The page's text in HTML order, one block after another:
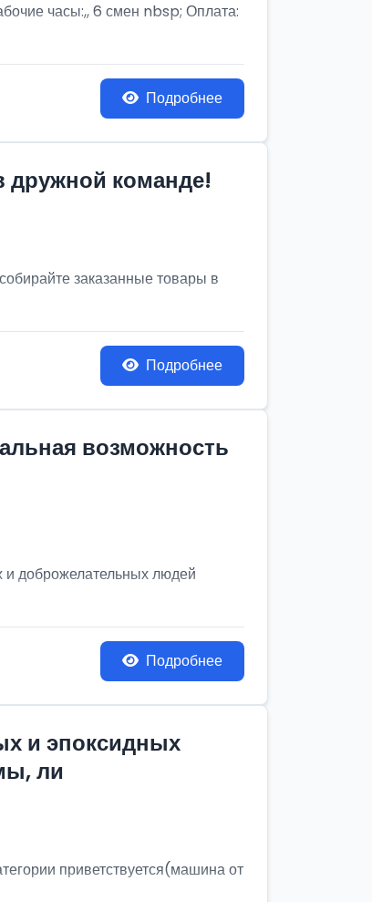
часы:,, 6 смен nbsp; Оплата:
Подробнее
дружной команде!
заказанные товары в
Подробнее
возможность
доброжелательных людей
Подробнее
и эпоксидных
ли
приветствуется(машина от